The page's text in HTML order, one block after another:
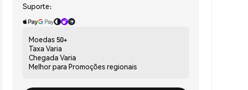
Suporte:
Moedas 50+
Taxa Varia
Chegada Varia
Melhor para Promoções regionais